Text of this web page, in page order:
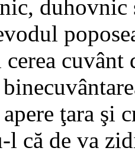
duhovnic
cerea
ţara şi
l că de va